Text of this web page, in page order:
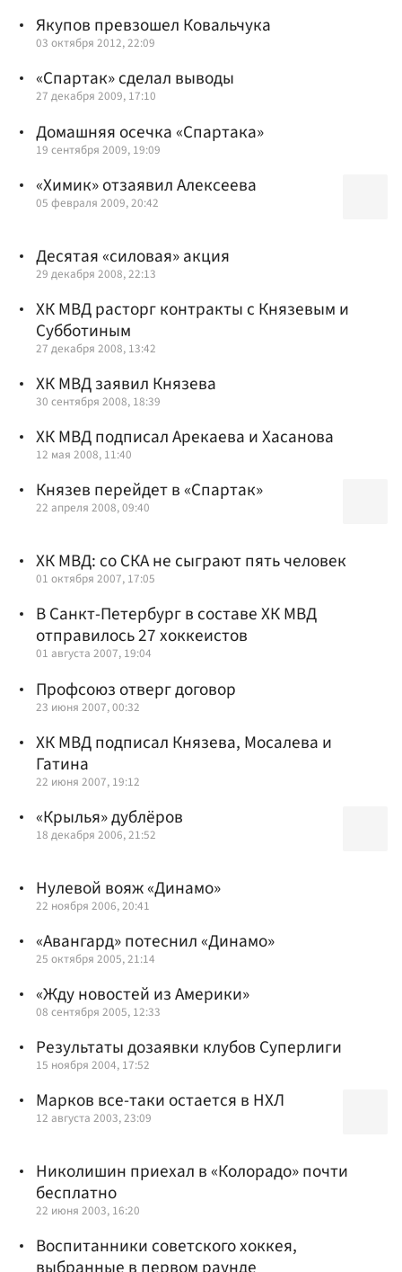
Якупов превзошел Ковальчука
03 октября 2012, 22:09
«Спартак» сделал выводы
27 декабря 2009, 17:10
Домашняя осечка «Спартака»
19 сентября 2009, 19:09
«Химик» отзаявил Алексеева
05 февраля 2009, 20:42
Десятая «силовая» акция
29 декабря 2008, 22:13
ХК МВД расторг контракты с Князевым и
Субботиным
27 декабря 2008, 13:42
ХК МВД заявил Князева
30 сентября 2008, 18:39
ХК МВД подписал Арекаева и Хасанова
12 мая 2008, 11:40
Князев перейдет в «Спартак»
22 апреля 2008, 09:40
ХК МВД: со СКА не сыграют пять человек
01 октября 2007, 17:05
В Санкт-Петербург в составе ХК МВД
отправилось 27 хоккеистов
01 августа 2007, 19:04
Профсоюз отверг договор
23 июня 2007, 00:32
ХК МВД подписал Князева, Мосалева и
Гатина
22 июня 2007, 19:12
«Крылья» дублёров
18 декабря 2006, 21:52
Нулевой вояж «Динамо»
22 ноября 2006, 20:41
«Авангард» потеснил «Динамо»
25 октября 2005, 21:14
«Жду новостей из Америки»
08 сентября 2005, 12:33
Результаты дозаявки клубов Суперлиги
15 ноября 2004, 17:52
Марков все-таки остается в НХЛ
12 августа 2003, 23:09
Николишин приехал в «Колорадо» почти
бесплатно
22 июня 2003, 16:20
Воспитанники советского хоккея,